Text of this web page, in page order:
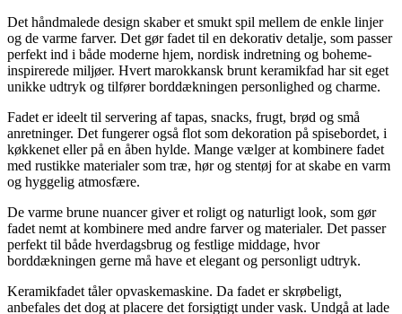
Det håndmalede design skaber et smukt spil mellem de enkle linjer
og de varme farver. Det gør fadet til en dekorativ detalje, som passer
perfekt ind i både moderne hjem, nordisk indretning og boheme-
inspirerede miljøer. Hvert marokkansk brunt keramikfad har sit eget
unikke udtryk og tilfører borddækningen personlighed og charme.
Fadet er ideelt til servering af tapas, snacks, frugt, brød og små
anretninger. Det fungerer også flot som dekoration på spisebordet, i
køkkenet eller på en åben hylde. Mange vælger at kombinere fadet
med rustikke materialer som træ, hør og stentøj for at skabe en varm
og hyggelig atmosfære.
De varme brune nuancer giver et roligt og naturligt look, som gør
fadet nemt at kombinere med andre farver og materialer. Det passer
perfekt til både hverdagsbrug og festlige middage, hvor
borddækningen gerne må have et elegant og personligt udtryk.
Keramikfadet tåler opvaskemaskine. Da fadet er skrøbeligt,
anbefales det dog at placere det forsigtigt under vask. Undgå at lade